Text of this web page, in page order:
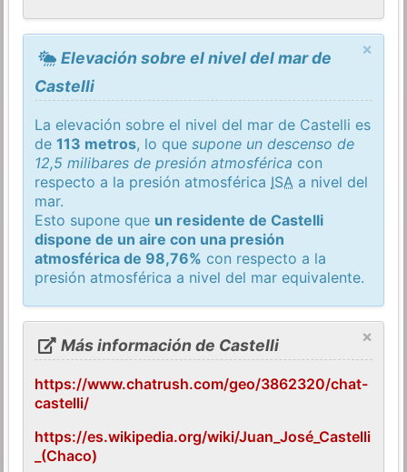
×
Elevación sobre el nivel del mar de
Castelli
La elevación sobre el nivel del mar de Castelli es
de113 metros, lo quesupone un descenso de
12,5 milibares de presión atmosférica con
respecto a la presión atmosférica ISA a nivel del
mar.
Esto supone que un residente de Castelli
dispone de un aire con una presión
atmosférica de 98,76% con respecto a la
presión atmosférica a nivel del mar equivalente.
×
Más información de Castelli
https://www.chatrush.com/geo/3862320/chat-
castelli/
https://es.wikipedia.org/wiki/Juan_José_Castelli
_(Chaco)